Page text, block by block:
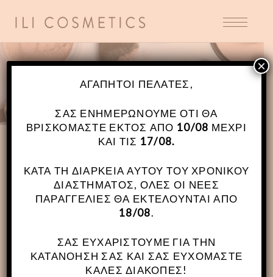
ΚΑΤΑΣΤΗΜΑΑΓΑΠΗΤΟΊ ΠΕΛΆΤΕΣ,
ΣΑΣ ΕΝΗΜΕΡΏΝΟΥΜΕ ΌΤΙ ΘΑ
ΒΡΙΣΚΌΜΑΣΤΕ ΕΚΤΌΣ ΑΠΌ 10/08 ΜΈΧΡΙ
ΚΑΙ ΤΙΣ 17/08.
ΚΑΤΆ ΤΗ ΔΙΆΡΚΕΙΑ ΑΥΤΟΎ ΤΟΥ ΧΡΟΝΙΚΟΎ
ΔΙΑΣΤΉΜΑΤΟΣ, ΌΛΕΣ ΟΙ ΝΈΕΣ
ΠΑΡΑΓΓΕΛΊΕΣ ΘΑ ΕΚΤΕΛΟΎΝΤΑΙ ΑΠΌ
18/08.
ΣΑΣ ΕΥΧΑΡΙΣΤΟΎΜΕ ΓΙΑ ΤΗΝ
ΚΑΤΑΝΌΗΣΉ ΣΑΣ ΚΑΙ ΣΑΣ ΕΥΧΌΜΑΣΤΕ
ΚΑΛΈΣ ΔΙΑΚΟΠΈΣ!
×